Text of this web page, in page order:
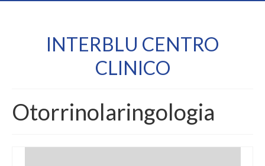
INTERBLU CENTRO
CLINICO
Otorrinolaringologia